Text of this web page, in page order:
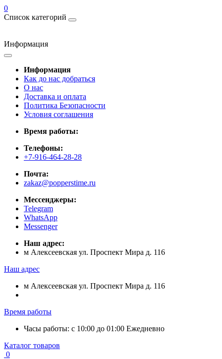
0
Список категорий
Информация
Информация
Как до нас добраться
О нас
Доставка и оплата
Политика Безопасности
Условия соглашения
Время работы:
Телефоны:
+7-916-464-28-28
Почта:
zakaz@popperstime.ru
Мессенджеры:
Telegram
WhatsApp
Messenger
Наш адрес:
м Алексеевская ул. Проспект Мира д. 116
Наш адрес
м Алексеевская ул. Проспект Мира д. 116
Время работы
Часы работы: с 10:00 до 01:00 Ежедневно
Каталог товаров
0